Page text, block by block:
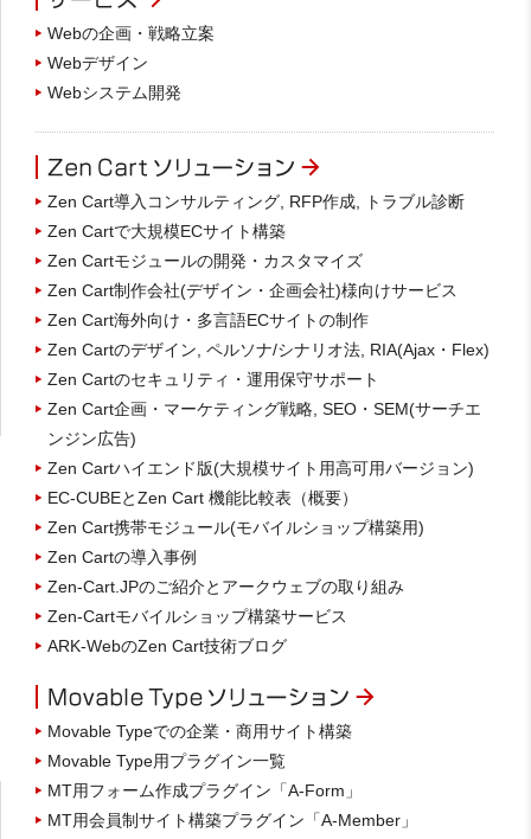
Webの企画・戦略立案
Webデザイン
Webシステム開発
Zen Cart導入コンサルティング, RFP作成, トラブル診断
Zen Cartで大規模ECサイト構築
Zen Cartモジュールの開発・カスタマイズ
Zen Cart制作会社(デザイン・企画会社)様向けサービス
Zen Cart海外向け・多言語ECサイトの制作
Zen Cartのデザイン, ペルソナ/シナリオ法, RIA(Ajax・Flex)
Zen Cartのセキュリティ・運用保守サポート
Zen Cart企画・マーケティング戦略, SEO・SEM(サーチエ
ンジン広告)
Zen Cartハイエンド版(大規模サイト用高可用バージョン)
EC-CUBEとZen Cart 機能比較表（概要）
Zen Cart携帯モジュール(モバイルショップ構築用)
Zen Cartの導入事例
Zen-Cart.JPのご紹介とアークウェブの取り組み
Zen-Cartモバイルショップ構築サービス
ARK-WebのZen Cart技術ブログ
Movable Typeでの企業・商用サイト構築
Movable Type用プラグイン一覧
MT用フォーム作成プラグイン「A-Form」
MT用会員制サイト構築プラグイン「A-Member」